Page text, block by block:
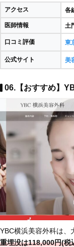
アクセス 各
医師情報 土
口コミ評価 東
公式サイト 美
06.【おすすめ】
YBC横浜美容外科は、
重埋没は118,000円(税